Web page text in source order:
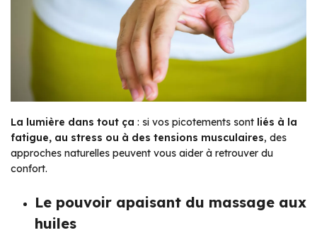
La lumière dans tout ça : si vos picotements sont liés à la
fatigue, au stress ou à des tensions musculaires, des
approches naturelles peuvent vous aider à retrouver du
confort.
Le pouvoir apaisant du massage aux
huiles